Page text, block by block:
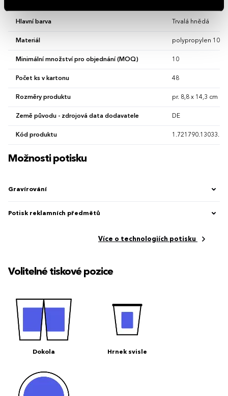
Hlavní barva Trvalá hnědá
Materiál polypropylen 100
Minimální množství pro objednání (MOQ) 10
Počet ks v kartonu 48
Rozměry produktu pr. 8,8 x 14,3 cm
Země původu - zdrojová data dodavatele DE
Kód produktu 1.721790.13033.00
Možnosti potisku
Gravírování
Potisk reklamních předmětů
Více o technologiích potisku
Volitelné tiskové pozice
Dokola Hrnek svisle